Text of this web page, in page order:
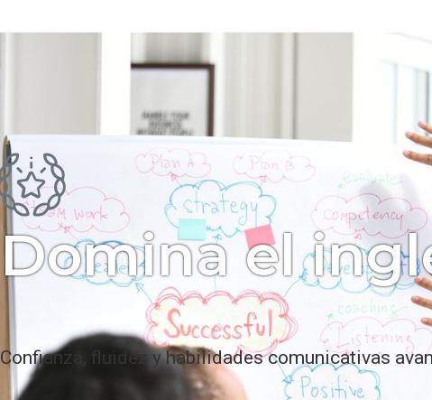
Domina el
Confianza, fluidez y habilidades comunicativas